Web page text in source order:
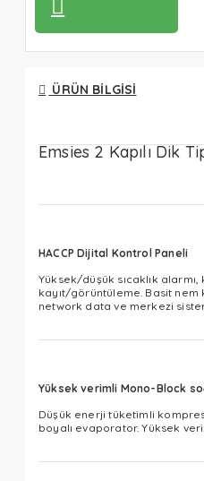
ÜRÜN BILGISI
Emsies 2 Kapılı Dik
HACCP Dijital Kontrol Paneli
Yüksek/düşük sıcaklık alarmı,
kayıt/görüntüleme. Basit
network data ve merkezi
Yüksek verimli Mono-Block
Düşük enerji tüketimli
boyalı evaporator. Yüksek